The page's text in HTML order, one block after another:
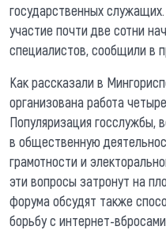
государственных
участие почти две сотни
специалистов, сообщили в
Как рассказали в
организована работа
Популяризация госслужбы,
в общественную
грамотности и
эти вопросы затронут на
форума обсудят также
борьбу с интернет-